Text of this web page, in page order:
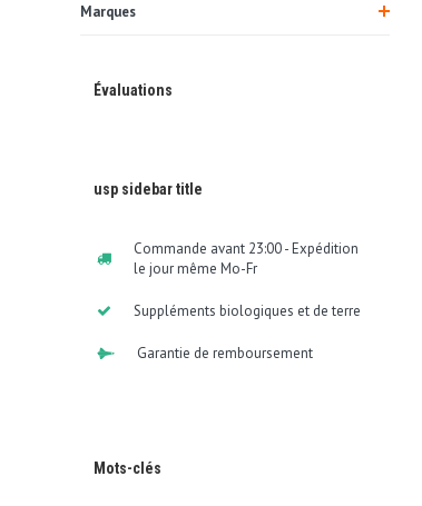
Marques
Évaluations
usp sidebar title
Commande avant 23:00 - Expédition
le jour même Mo-Fr
Suppléments biologiques et de terre
Garantie de remboursement
Mots-clés